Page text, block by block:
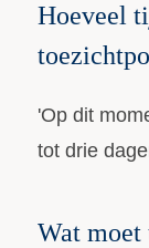
Hoeveel
'Op dit
tot drie
Wat moet